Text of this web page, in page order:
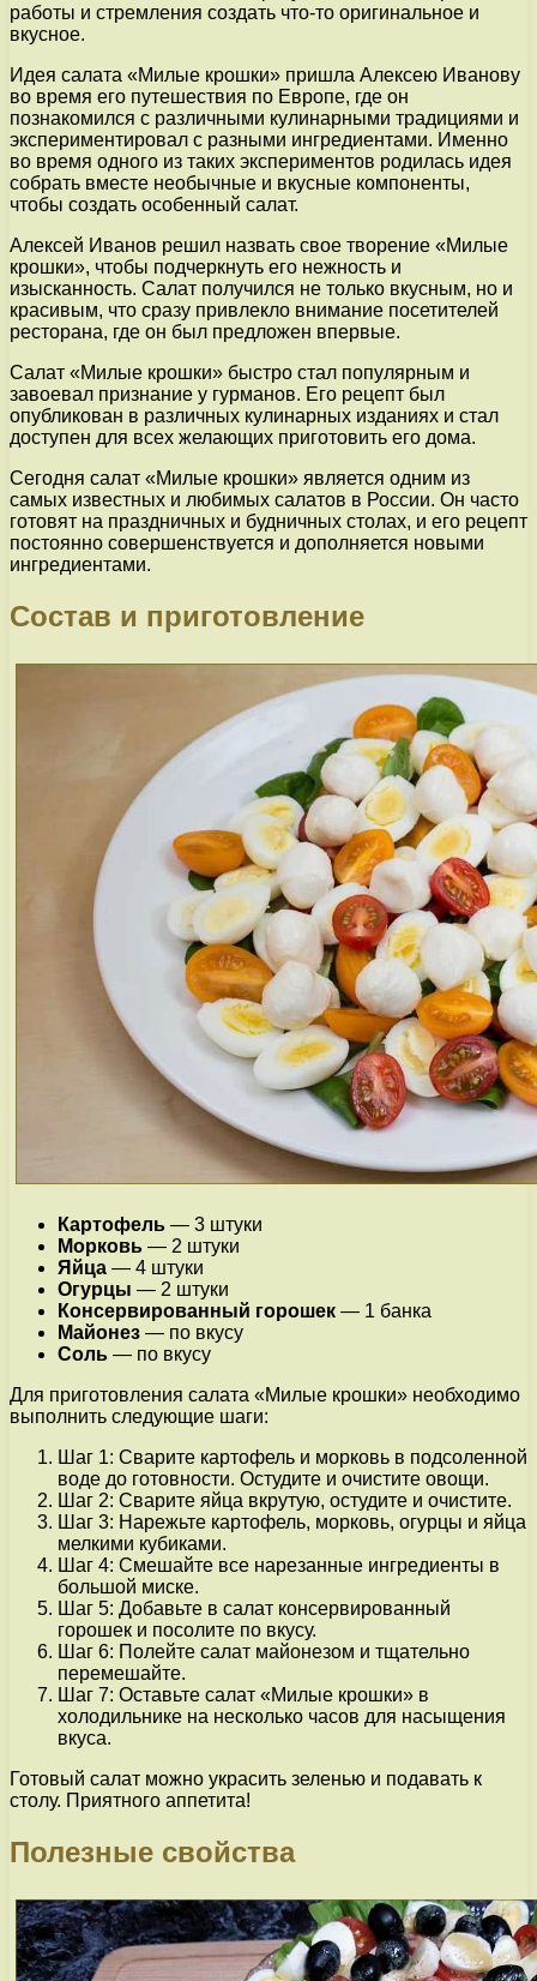
работы и стремления создать что-то оригинальное и
вкусное.
Идея салата «Милые крошки» пришла Алексею Иванову
во время его путешествия по Европе, где он
познакомился с различными кулинарными традициями и
экспериментировал с разными ингредиентами. Именно
во время одного из таких экспериментов родилась идея
собрать вместе необычные и вкусные компоненты,
чтобы создать особенный салат.
Алексей Иванов решил назвать свое творение «Милые
крошки», чтобы подчеркнуть его нежность и
изысканность. Салат получился не только вкусным, но и
красивым, что сразу привлекло внимание посетителей
ресторана, где он был предложен впервые.
Салат «Милые крошки» быстро стал популярным и
завоевал признание у гурманов. Его рецепт был
опубликован в различных кулинарных изданиях и стал
доступен для всех желающих приготовить его дома.
Сегодня салат «Милые крошки» является одним из
самых известных и любимых салатов в России. Он часто
готовят на праздничных и будничных столах, и его рецепт
постоянно совершенствуется и дополняется новыми
ингредиентами.
Состав и приготовление
Картофель — 3 штуки
Морковь — 2 штуки
Яйца — 4 штуки
Огурцы — 2 штуки
Консервированный горошек — 1 банка
Майонез — по вкусу
Соль — по вкусу
Для приготовления салата «Милые крошки» необходимо
выполнить следующие шаги:
Шаг 1: Сварите картофель и морковь в подсоленной
воде до готовности. Остудите и очистите овощи.
Шаг 2: Сварите яйца вкрутую, остудите и очистите.
Шаг 3: Нарежьте картофель, морковь, огурцы и яйца
мелкими кубиками.
Шаг 4: Смешайте все нарезанные ингредиенты в
большой миске.
Шаг 5: Добавьте в салат консервированный
горошек и посолите по вкусу.
Шаг 6: Полейте салат майонезом и тщательно
перемешайте.
Шаг 7: Оставьте салат «Милые крошки» в
холодильнике на несколько часов для насыщения
вкуса.
Готовый салат можно украсить зеленью и подавать к
столу. Приятного аппетита!
Полезные свойства